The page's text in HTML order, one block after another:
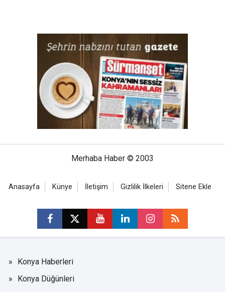
Merhaba Haber © 2003
Anasayfa Künye İletişim Gizlilik İlkeleri Sitene Ekle
Konya Haberleri
Konya Düğünleri